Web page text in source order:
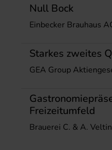
Null Bock
Einbecker Brauhaus
Starkes zweites
GEA Group
Freizeitumfeld
Brauerei C. & A.